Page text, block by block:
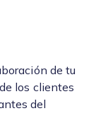
de tu
los clientes
del